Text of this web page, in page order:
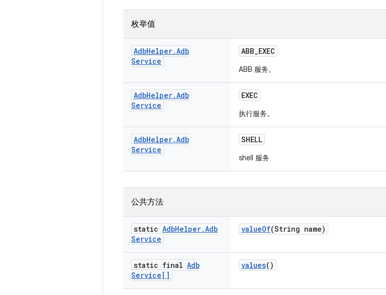
枚举值
AdbHelper.Adb
Service
ABB_EXEC
ABB 服务。
AdbHelper.Adb
Service
EXEC
执行服务。
AdbHelper.Adb
Service
SHELL
shell 服务
公共方法
static AdbHelper.Adb
Service
valueOf(String name)
static final Adb
Service[]
values()